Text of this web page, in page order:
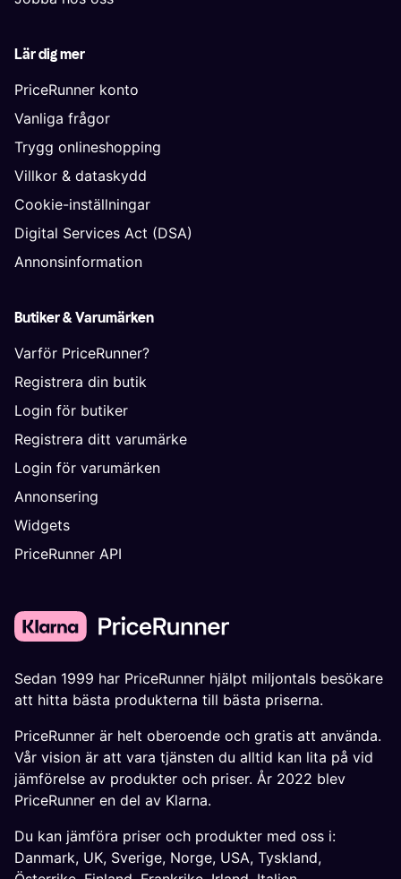
Lär dig mer
PriceRunner konto
Vanliga frågor
Trygg onlineshopping
Villkor & dataskydd
Cookie-inställningar
Digital Services Act (DSA)
Annonsinformation
Butiker & Varumärken
Varför PriceRunner?
Registrera din butik
Login för butiker
Registrera ditt varumärke
Login för varumärken
Annonsering
Widgets
PriceRunner API
Sedan 1999 har PriceRunner hjälpt miljontals besökare
att hitta bästa produkterna till bästa priserna.
PriceRunner är helt oberoende och gratis att använda.
Vår vision är att vara tjänsten du alltid kan lita på vid
jämförelse av produkter och priser. År 2022 blev
PriceRunner en del av Klarna.
Du kan jämföra priser och produkter med oss i:
Danmark, UK, Sverige, Norge, USA, Tyskland,